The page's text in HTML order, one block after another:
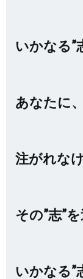
いかなる”
あなたに
注がれな
その”志”
いかなる”